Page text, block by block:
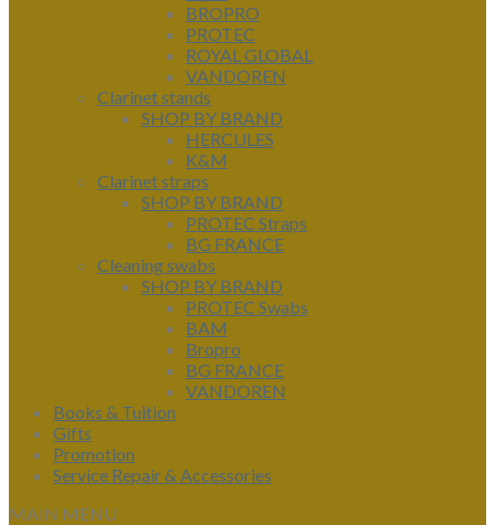
BROPRO
PROTEC
ROYAL GLOBAL
VANDOREN
Clarinet stands
SHOP BY BRAND
HERCULES
K&M
Clarinet straps
SHOP BY BRAND
PROTEC Straps
BG FRANCE
Cleaning swabs
SHOP BY BRAND
PROTEC Swabs
BAM
Bropro
BG FRANCE
VANDOREN
Books & Tuition
Gifts
Promotion
Service Repair & Accessories
MAIN MENU